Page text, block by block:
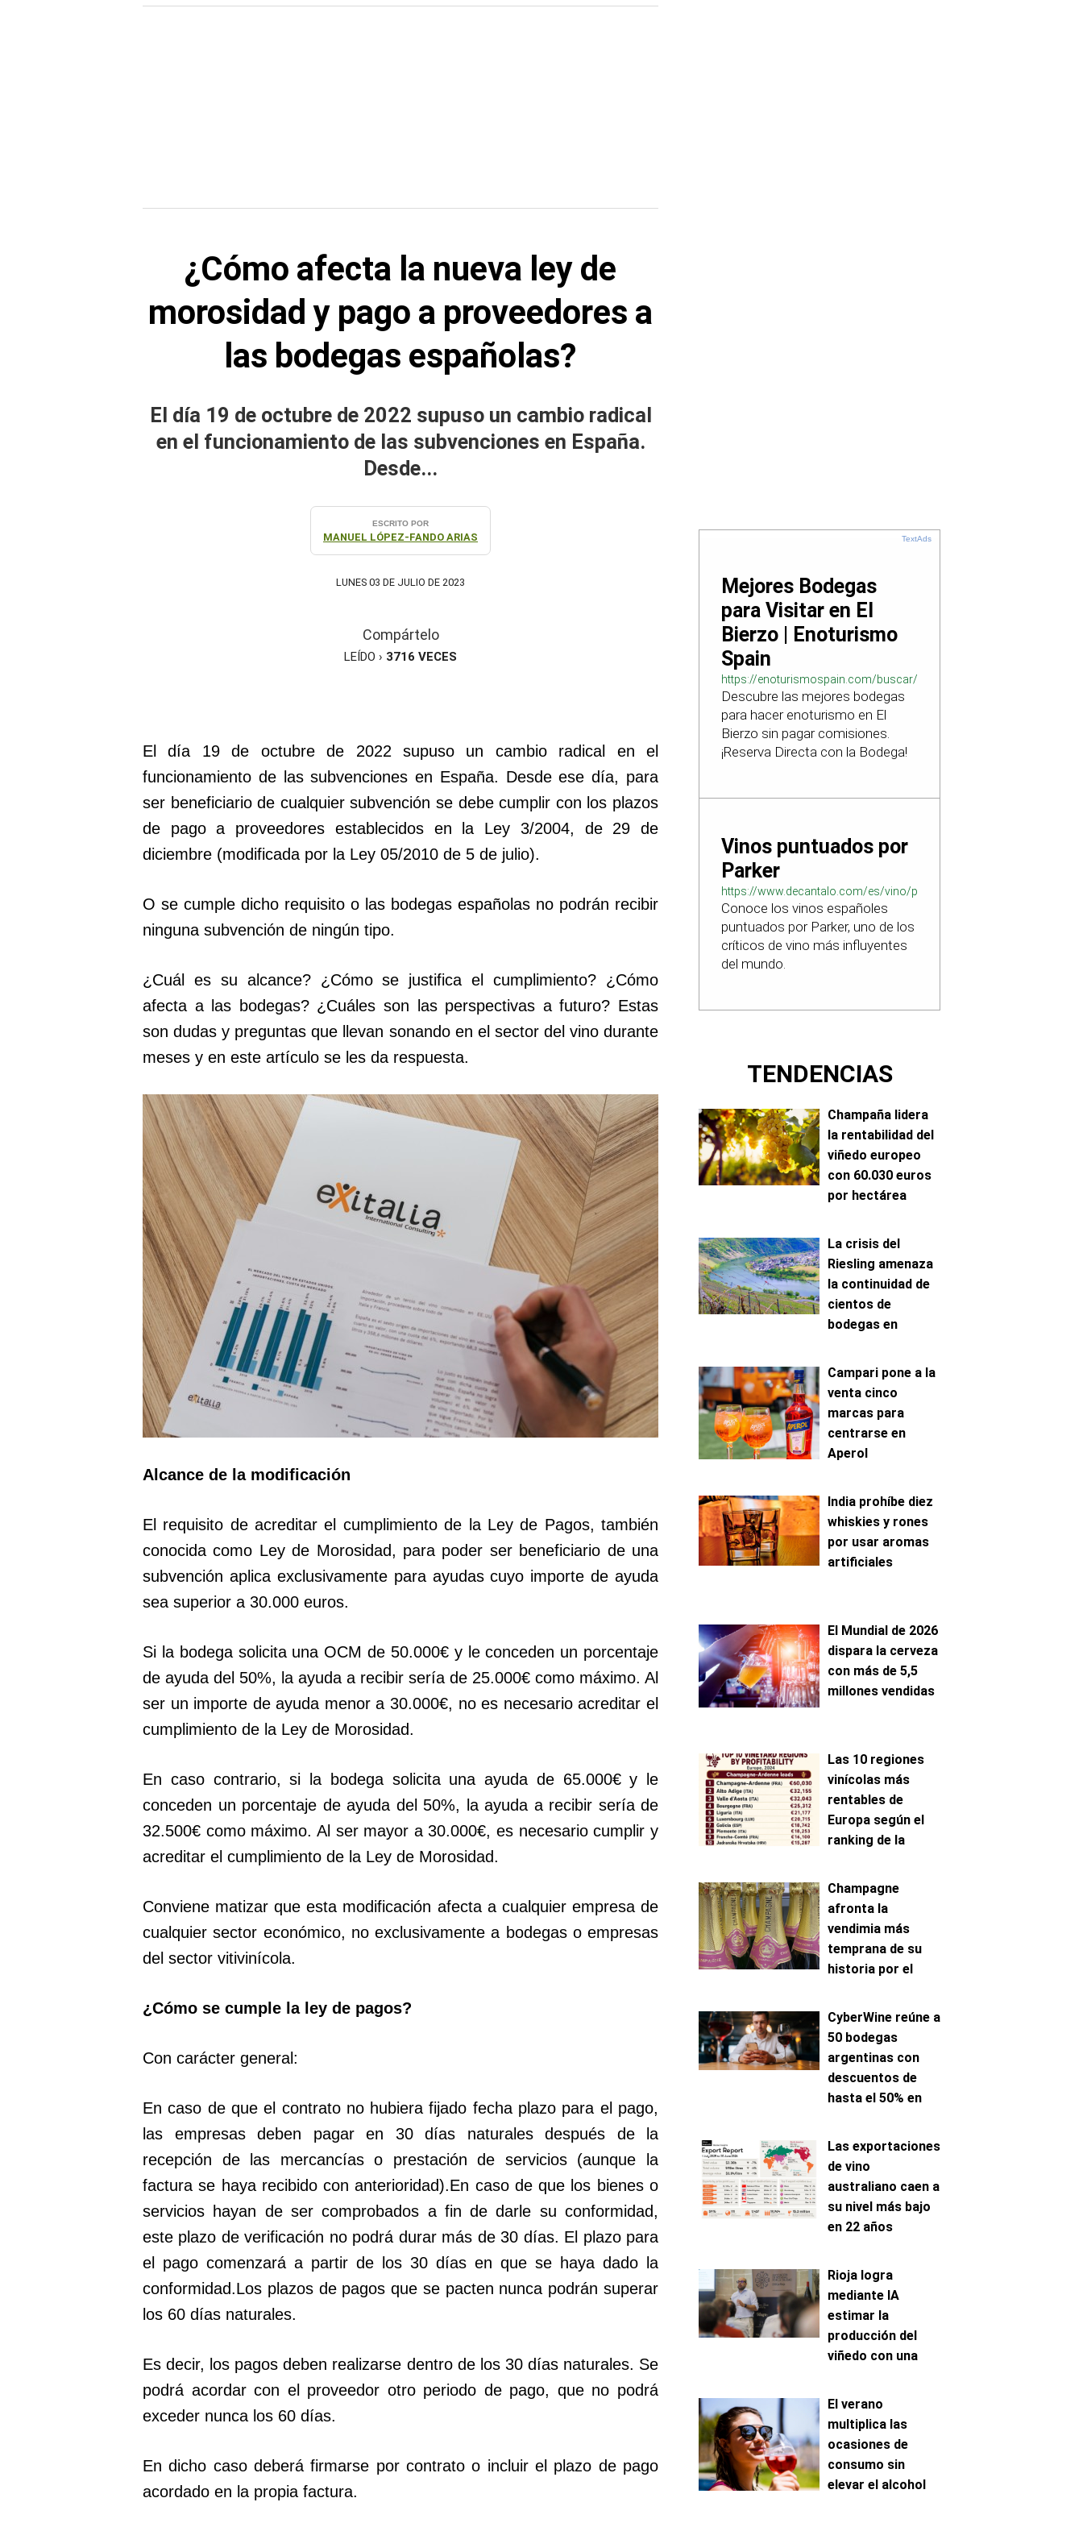
¿Cómo afecta la nueva ley de
morosidad y pago a proveedores a
las bodegas españolas?
El día 19 de octubre de 2022 supuso un cambio radical
en el funcionamiento de las subvenciones en España.
Desde...
ESCRITO POR
MANUEL LÓPEZ-FANDO ARIAS
LUNES 03 DE JULIO DE 2023
Compártelo
LEÍDO › 3716 VECES
El día 19 de octubre de 2022 supuso un cambio radical en el
funcionamiento de las subvenciones en España. Desde ese día, para
ser beneficiario de cualquier subvención se debe cumplir con los plazos
de pago a proveedores establecidos en la Ley 3/2004, de 29 de
diciembre (modificada por la Ley 05/2010 de 5 de julio).
O se cumple dicho requisito o las bodegas españolas no podrán recibir
ninguna subvención de ningún tipo.
¿Cuál es su alcance? ¿Cómo se justifica el cumplimiento? ¿Cómo
afecta a las bodegas? ¿Cuáles son las perspectivas a futuro? Estas
son dudas y preguntas que llevan sonando en el sector del vino durante
meses y en este artículo se les da respuesta.
Alcance de la modificación
El requisito de acreditar el cumplimiento de la Ley de Pagos, también
conocida como Ley de Morosidad, para poder ser beneficiario de una
subvención aplica exclusivamente para ayudas cuyo importe de ayuda
sea superior a 30.000 euros.
Si la bodega solicita una OCM de 50.000€ y le conceden un porcentaje
de ayuda del 50%, la ayuda a recibir sería de 25.000€ como máximo. Al
ser un importe de ayuda menor a 30.000€, no es necesario acreditar el
cumplimiento de la Ley de Morosidad.
En caso contrario, si la bodega solicita una ayuda de 65.000€ y le
conceden un porcentaje de ayuda del 50%, la ayuda a recibir sería de
32.500€ como máximo. Al ser mayor a 30.000€, es necesario cumplir y
acreditar el cumplimiento de la Ley de Morosidad.
Conviene matizar que esta modificación afecta a cualquier empresa de
cualquier sector económico, no exclusivamente a bodegas o empresas
del sector vitivinícola.
¿Cómo se cumple la ley de pagos?
Con carácter general:
En caso de que el contrato no hubiera fijado fecha plazo para el pago,
las empresas deben pagar en 30 días naturales después de la
recepción de las mercancías o prestación de servicios (aunque la
factura se haya recibido con anterioridad).En caso de que los bienes o
servicios hayan de ser comprobados a fin de darle su conformidad,
este plazo de verificación no podrá durar más de 30 días. El plazo para
el pago comenzará a partir de los 30 días en que se haya dado la
conformidad.Los plazos de pagos que se pacten nunca podrán superar
los 60 días naturales.
Es decir, los pagos deben realizarse dentro de los 30 días naturales. Se
podrá acordar con el proveedor otro periodo de pago, que no podrá
exceder nunca los 60 días.
En dicho caso deberá firmarse por contrato o incluir el plazo de pago
acordado en la propia factura.
TextAds
Mejores Bodegas
para Visitar en El
Bierzo | Enoturismo
Spain
https://enoturismospain.com/buscar/ciudad-
visitar-bodegas-en-leon
Descubre las mejores bodegas
para hacer enoturismo en El
Bierzo sin pagar comisiones.
¡Reserva Directa con la Bodega!
Vinos puntuados por
Parker
https://www.decantalo.com/es/vino/puntuacion_parker/
Conoce los vinos españoles
puntuados por Parker, uno de los
críticos de vino más influyentes
del mundo.
TENDENCIAS
Champaña lidera
la rentabilidad del
viñedo europeo
con 60.030 euros
por hectárea
La crisis del
Riesling amenaza
la continuidad de
cientos de
bodegas en
Campari pone a la
venta cinco
marcas para
centrarse en
Aperol
India prohíbe diez
whiskies y rones
por usar aromas
artificiales
El Mundial de 2026
dispara la cerveza
con más de 5,5
millones vendidas
Las 10 regiones
vinícolas más
rentables de
Europa según el
ranking de la
Champagne
afronta la
vendimia más
temprana de su
historia por el
maduración
CyberWine reúne a
50 bodegas
argentinas con
descuentos de
hasta el 50% en
Las exportaciones
de vino
australiano caen a
su nivel más bajo
en 22 años
Rioja logra
mediante IA
estimar la
producción del
viñedo con una
el 96%
El verano
multiplica las
ocasiones de
consumo sin
elevar el alcohol